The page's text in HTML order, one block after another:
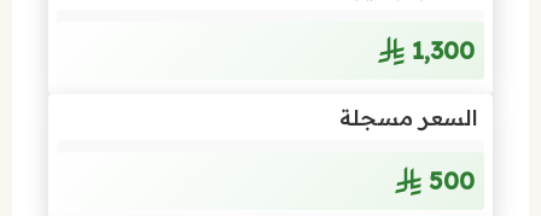
1٬300
السعر مسجلة
500